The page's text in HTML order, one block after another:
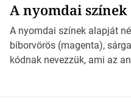
*Hirdetés Ebben a cikkben
világába kalauzolunk el
milyen szempontok
jövőben. Bevezetés a
A nyomdai színek
A nyomdai színek alapját
bíborvörös (magenta),
kódnak nevezzük, ami az